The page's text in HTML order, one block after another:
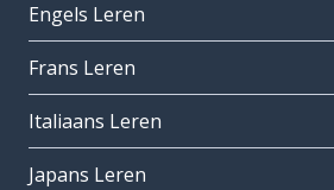
Engels Leren
Frans Leren
Italiaans Leren
Japans Leren